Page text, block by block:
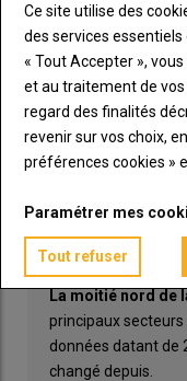
3 millions d'hade
France, soit 10 % de
10 000 hachaque
drainés. Ce rythme
début des années
Un taux de
territoires, là où la
élevée.
La moitié nord de
principaux
données datant de
changé depuis.
Ce site utilise des
des services essentiels
« Tout Accepter »,
et au traitement de
regard des finalités
revenir sur vos choix,
préférences cookies »
Paramétrer mes
Tout refuser